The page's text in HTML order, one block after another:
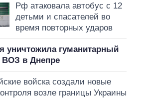
Рф атаковала автобус с 12
детьми и спасателей во
время повторных ударов
уничтожила гуманитарный
ВОЗ в Днепре
войска создали новые
возле границы Украины